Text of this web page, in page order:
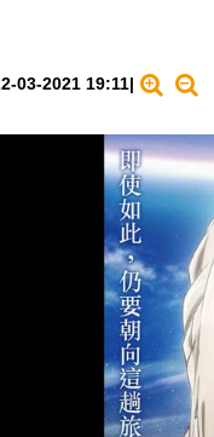
03-2021 19:11|